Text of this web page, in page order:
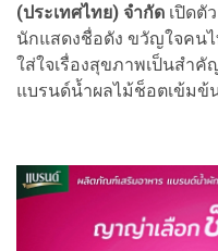
(ประเทศไทย) จำกัด เปิดตัว
นักแสดงชื่อดัง ขวัญใจคน
ใส่ใจเรื่องสุขภาพเป็นสำ
แบรนด์น้ำผลไม้ช็อตเข้มข้